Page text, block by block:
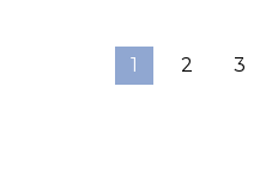
1 2 3